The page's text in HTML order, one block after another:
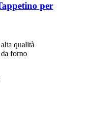
per
qualità
forno